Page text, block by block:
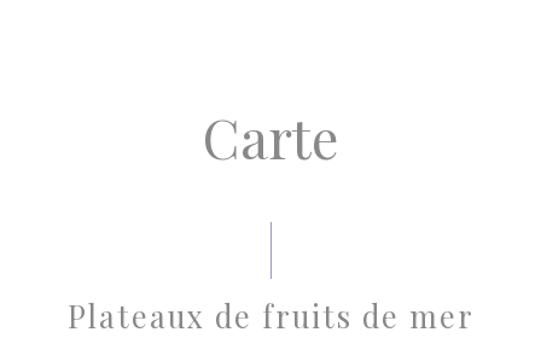
Carte
Plateaux de fruits de mer